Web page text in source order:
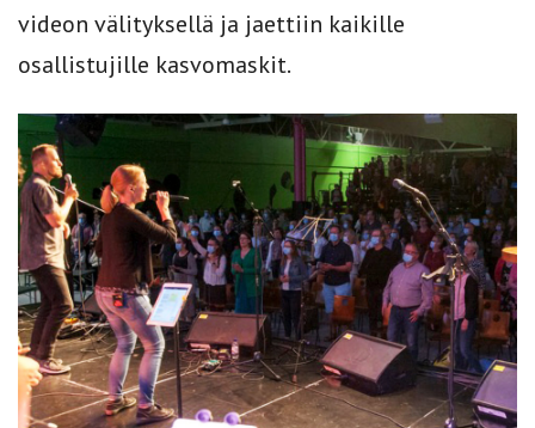
videon välityksellä ja jaettiin kaikille
osallistujille kasvomaskit.